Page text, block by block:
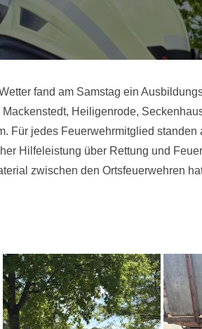
fand am Samstag ein
Heiligenrode,
Für jedes Feuerwehrmitglied
Hilfeleistung über Rettung und
zwischen den Ortsfeuerwehren